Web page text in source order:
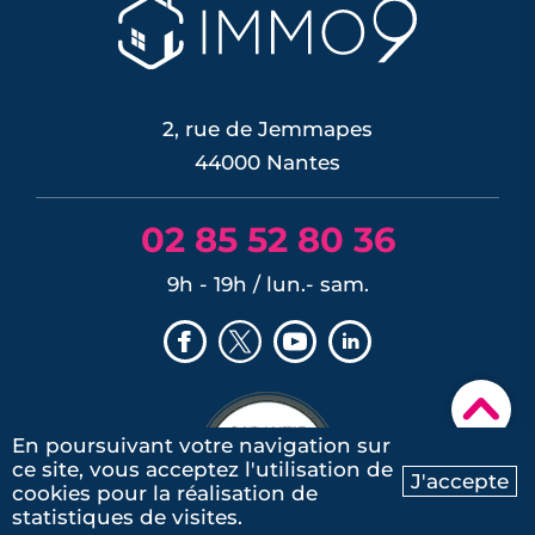
Ma recherche Contactez-nous
▾
la surchauffe aide désormais à cibler la
renaturation de la ville, du plan Pleine
terre aux r�...
2, rue de Jemmapes
44000 Nantes
02 85 52 80 36
9h - 19h / lun.- sam.
En poursuivant votre navigation sur
ce site, vous acceptez l'utilisation de
cookies pour la réalisation de
statistiques de visites.
J'accepte